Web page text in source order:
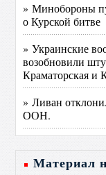
» Минобороны
о Курской битве
» Украинские
возобновили
Краматорская и
» Ливан
ООН.
Материал